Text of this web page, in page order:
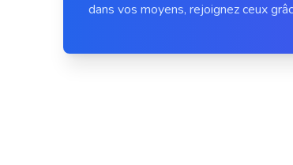
dans vos moyens, rejoignez ceux